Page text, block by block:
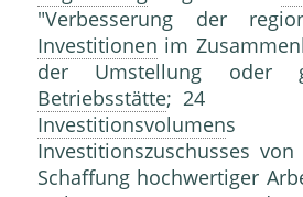
"Verbesserung der
Investitionen im
der Umstellung oder
Betriebsstätte; 24 bis
Investitionsvolumens
Investitionszuschusses
Schaffung hochwertiger